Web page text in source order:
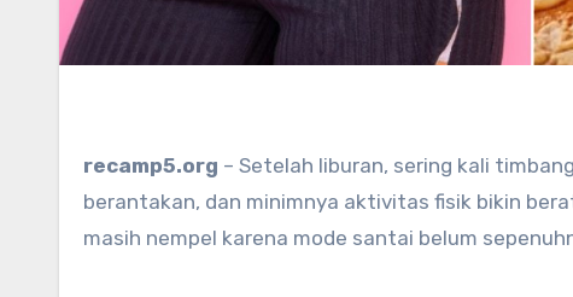
recamp5.org – Setelah liburan, sering kali
berantakan, dan minimnya aktivitas fisik bikin
masih nempel karena mode santai belum